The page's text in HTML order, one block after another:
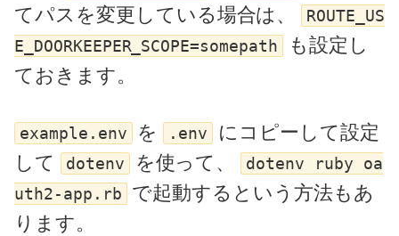
てパスを変更している場合は、 ROUTE_US
E_DOORKEEPER_SCOPE=somepath も設定し
ておきます。
example.env を .env
にコピーして設定
して
dotenv を使って、 dotenv ruby oa
uth2-app.rb で起動するという方法もあ
ります。